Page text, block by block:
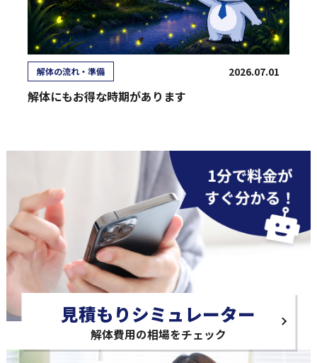
解体の流れ・準備 2026.07.01
解体にもお得な時期があります
見積もりシミュレーター
解体費用の相場をチェック